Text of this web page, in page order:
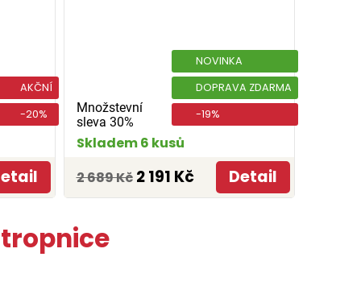
AKČNÍ
-20%
Množstevní
sleva 30%
NOVINKA
DOPRAVA ZDARMA
-19%
Skladem 6 kusů
2 689 Kč 2 191 Kč Detail